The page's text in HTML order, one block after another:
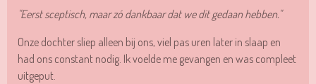
"Eerst sceptisch, maar zó dankbaar dat we dit gedaan hebben."
Onze dochter sliep alleen bij ons, viel pas uren later in slaap en
had ons constant nodig. Ik voelde me gevangen en was compleet
uitgeput.